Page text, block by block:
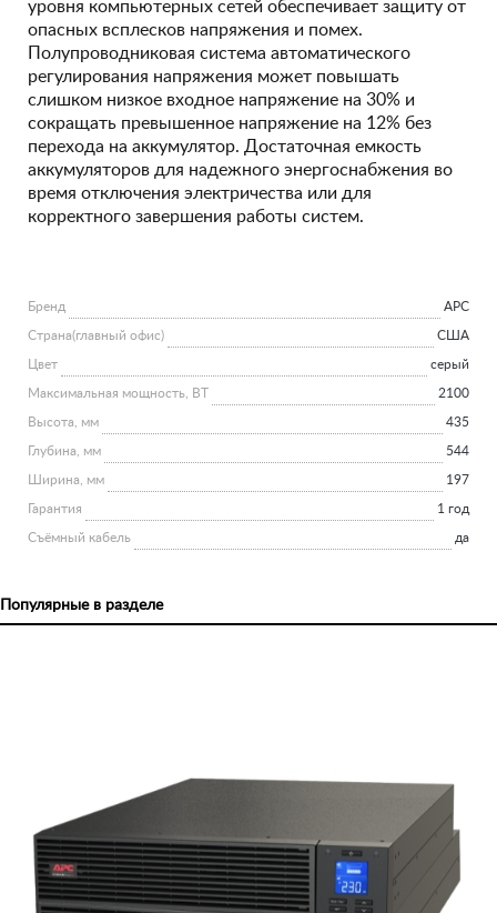
уровня компьютерных сетей обеспечивает защиту от
опасных всплесков напряжения и помех.
Полупроводниковая система автоматического
регулирования напряжения может повышать
слишком низкое входное напряжение на 30% и
сокращать превышенное напряжение на 12% без
перехода на аккумулятор. Достаточная емкость
аккумуляторов для надежного энергоснабжения во
время отключения электричества или для
корректного завершения работы систем.
Бренд APC
Страна(главный офис) США
Цвет серый
Максимальная мощность, ВТ 2100
Высота, мм 435
Глубина, мм 544
Ширина, мм 197
Гарантия 1 год
Съёмный кабель да
Популярные в разделе